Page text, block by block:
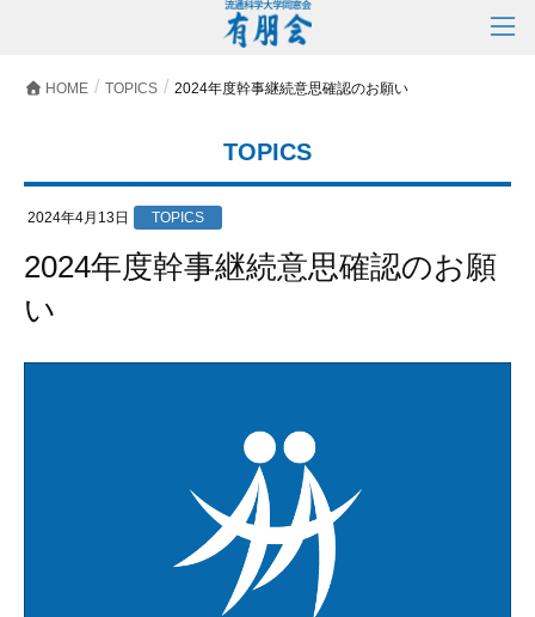
HOME TOPICS 2024年度幹事継続意思確認のお願い
TOPICS
2024年4月13日 TOPICS
2024年度幹事継続意思確認のお願
い